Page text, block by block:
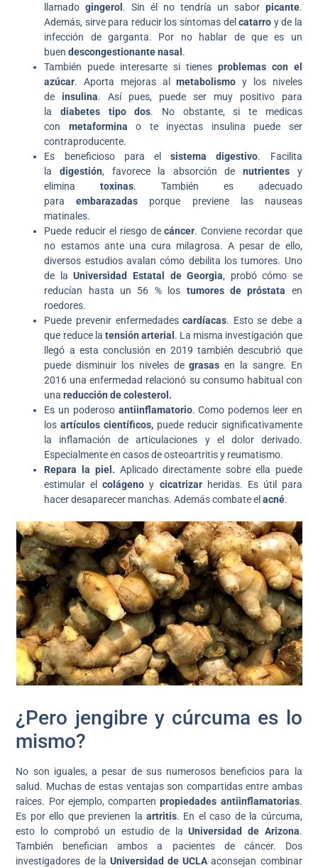
llamadogingerol . Sin él no tendría un sabor picante.
Además, sirve para reducir los síntomas delcatarro y de la
infección de garganta. Por no hablar de que es un
buendescongestionante nasal .
También puede interesarte si tienes problemas con el
azúcar. Aporta mejoras almetabolismo y los niveles
deinsulina. Así pues, puede ser muy positivo para
ladiabetes tipo dos. No obstante, si te medicas
con metaformina o te inyectas insulina puede ser
contraproducente.
Es beneficioso para elsistema digestivo. Facilita
la digestión, favorece la absorción denutrientes y
eliminatoxinas. También es adecuado
paraembarazadas porque previene las nauseas
matinales.
Puede reducir el riesgo decáncer. Conviene recordar que
no estamos ante una cura milagrosa. A pesar de ello,
diversos estudios avalan cómo debilita los tumores. Uno
de laUniversidad Estatal de Georgia, probó cómo se
reducían hasta un 56 % los tumores de próstata en
roedores.
Puede prevenir enfermedadescardíacas. Esto se debe a
que reduce la tensión arterial . La misma investigación que
llegó a esta conclusión en 2019 también descubrió que
puede disminuir los niveles degrasas en la sangre. En
2016 una enfermedad relacionó su consumo habitual con
una reducción de colesterol.
Es un poderoso antiinflamatorio. Como podemos leer en
los artículos científicos, puede reducir significativamente
la inflamación de articulaciones y el dolor derivado.
Especialmente en casos de osteoartritis y reumatismo.
Repara la piel. Aplicado directamente sobre ella puede
estimular elcolágeno y cicatrizarheridas. Es útil para
hacer desaparecer manchas. Además combate elacné.
¿Pero jengibre y cúrcuma es lo
mismo?
No son iguales, a pesar de sus numerosos beneficios para la
salud. Muchas de estas ventajas son compartidas entre ambas
raíces. Por ejemplo, compartenpropiedades antiinflamatorias.
Es por ello que previenen la artritis. En el caso de la cúrcuma,
esto lo comprobó un estudio de laUniversidad de Arizona.
También benefician ambos a pacientes de cáncer. Dos
investigadores de la Universidad de UCLAaconsejan combinar